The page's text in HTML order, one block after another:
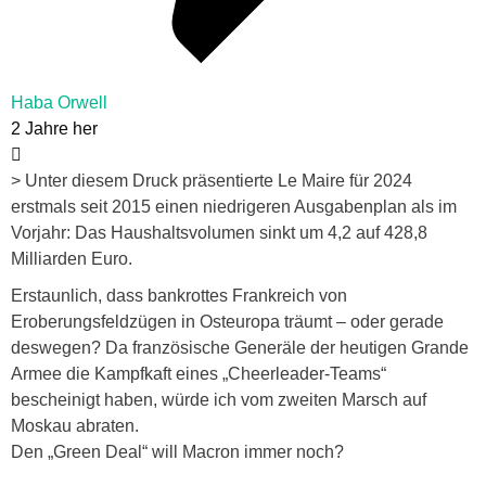
Haba Orwell
2 Jahre her
> Unter diesem Druck präsentierte Le Maire für 2024
erstmals seit 2015 einen niedrigeren Ausgabenplan als im
Vorjahr: Das Haushaltsvolumen sinkt um 4,2 auf 428,8
Milliarden Euro.
Erstaunlich, dass bankrottes Frankreich von
Eroberungsfeldzügen in Osteuropa träumt – oder gerade
deswegen? Da französische Generäle der heutigen Grande
Armee die Kampfkaft eines „Cheerleader-Teams“
bescheinigt haben, würde ich vom zweiten Marsch auf
Moskau abraten.
Den „Green Deal“ will Macron immer noch?